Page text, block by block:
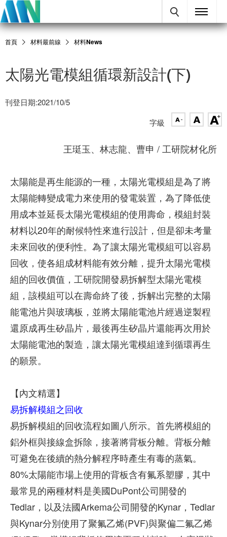
首頁 材料最前線 材料News
太陽光電模組循環新設計(下)
刊登日期:2021/10/5
字級
王珽玉、林志龍、曹申 / 工研院材化所
太陽能是再生能源的一種，太陽光電模組是為了將
太陽能轉變成電力來使用的發電裝置，為了降低使
用成本並延長太陽光電模組的使用壽命，模組封裝
材料以20年的耐候特性來進行設計，但是卻未考量
未來回收的便利性。為了讓太陽光電模組可以容易
回收，使各組成材料能有效分離，提升太陽光電模
組的回收價值，工研院開發易拆解型太陽光電模
組，該模組可以在壽命終了後，拆解出完整的太陽
能電池片與玻璃板，並將太陽能電池片經過逆製程
還原成再生矽晶片，最後再生矽晶片還能再次用於
太陽能電池的製造，讓太陽光電模組達到循環再生
的願景。
【內文精選】
易拆解模組之回收
易拆解模組的回收流程如圖八所示。首先將模組的
鋁外框與接線盒拆除，接著將背板分離。背板分離
可避免在後續的熱分解程序時產生有毒的蒸氣。
80%太陽能市場上使用的背板含有氟系塑膠，其中
最常見的兩種材料是美國DuPont公司開發的
Tedlar，以及法國Arkema公司開發的Kynar，Tedlar
與Kynar分別使用了聚氟乙烯(PVF)與聚偏二氟乙烯